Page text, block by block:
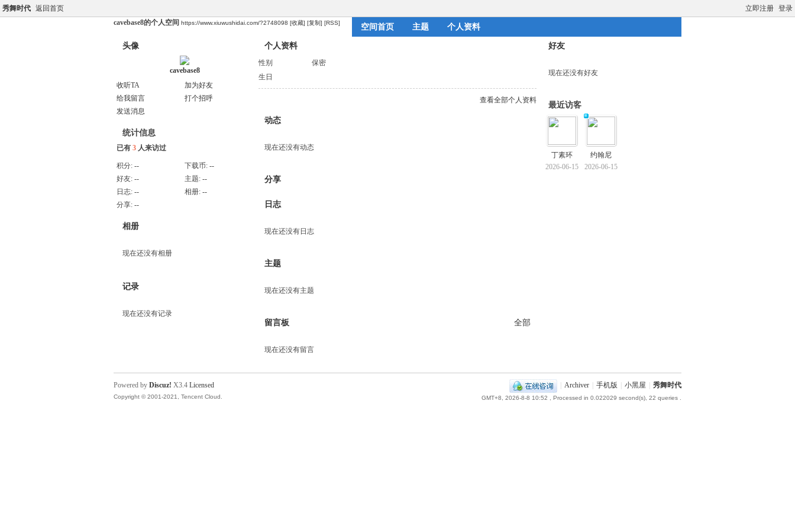
立即注册 登录
秀舞时代 返回首页
cavebase8的个人空间 https://www.xiuwushidai.com/?2748098 [收藏] [复制] [RSS] 空间首页 主题 个人资料
头像
cavebase8
收听TA
加为好友
给我留言
打个招呼
发送消息
统计信息
已有 3 人来访过
积分: -- 下载币: --
好友: -- 主题: --
日志: -- 相册: --
分享: --
相册
现在还没有相册
记录
现在还没有记录
个人资料
性别
保密
生日
查看全部个人资料
动态
现在还没有动态
分享
日志
现在还没有日志
主题
现在还没有主题
留言板 全部
现在还没有留言
好友
现在还没有好友
最近访客
丁素环
2026-06-15
约翰尼
2026-06-15
Archiver 手机版 小黑屋 秀舞时代
GMT+8, 2026-8-8 10:52 , Processed in 0.022029 second(s), 22 queries .
Powered by Discuz! X3.4 Licensed
Copyright © 2001-2021, Tencent Cloud.